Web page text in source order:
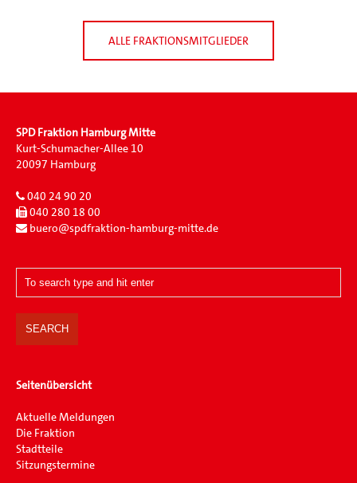
ALLE FRAKTIONSMITGLIEDER
SPD Fraktion Hamburg Mitte
Kurt-Schumacher-Allee 10
20097 Hamburg
040 24 90 20
040 280 18 00
buero@spdfraktion-hamburg-mitte.de
Seitenübersicht
Aktuelle Meldungen
Die Fraktion
Stadtteile
Sitzungstermine